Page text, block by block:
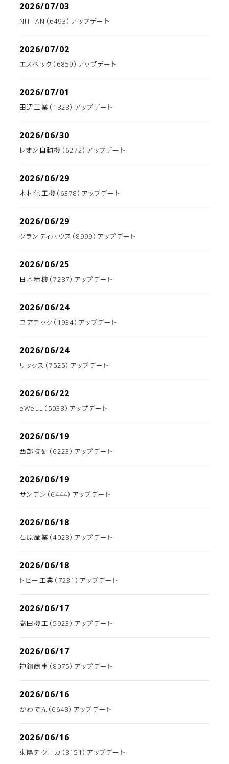
2026/07/03
NITTAN（6493）アップデート
2026/07/02
エスペック（6859）アップデート
2026/07/01
田辺工業（1828）アップデート
2026/06/30
レオン自動機（6272）アップデート
2026/06/29
木村化工機（6378）アップデート
2026/06/29
グランディハウス（8999）アップデート
2026/06/25
日本精機（7287）アップデート
2026/06/24
ユアテック（1934）アップデート
2026/06/24
リックス（7525）アップデート
2026/06/22
eWeLL（5038）アップデート
2026/06/19
西部技研（6223）アップデート
2026/06/19
サンデン（6444）アップデート
2026/06/18
石原産業（4028）アップデート
2026/06/18
トピー工業（7231）アップデート
2026/06/17
高田機工（5923）アップデート
2026/06/17
神鋼商事（8075）アップデート
2026/06/16
かわでん（6648）アップデート
2026/06/16
東陽テクニカ（8151）アップデート